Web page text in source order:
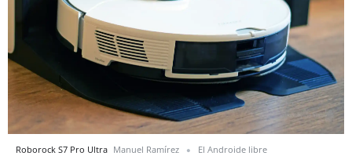
Roborock S7 Pro Ultra Manuel Ramírez El Androide libre